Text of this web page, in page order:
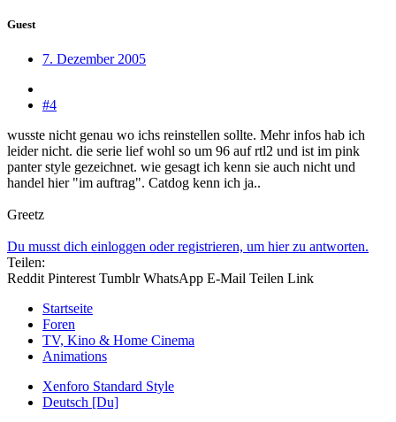
Guest
7. Dezember 2005
#4
wusste nicht genau wo ichs reinstellen sollte. Mehr infos hab ich
leider nicht. die serie lief wohl so um 96 auf rtl2 und ist im pink
panter style gezeichnet. wie gesagt ich kenn sie auch nicht und
handel hier "im auftrag". Catdog kenn ich ja..
Greetz
Du musst dich einloggen oder registrieren, um hier zu antworten.
Teilen:
Reddit Pinterest Tumblr WhatsApp E-Mail Teilen Link
Startseite
Foren
TV, Kino & Home Cinema
Animations
Xenforo Standard Style
Deutsch [Du]